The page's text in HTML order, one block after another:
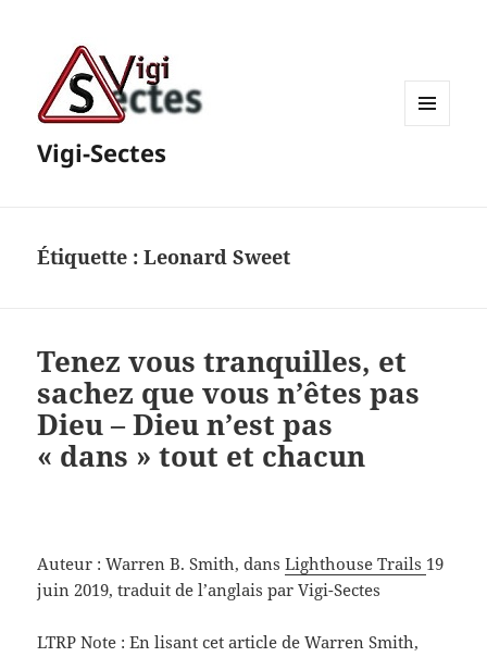
Vigi-Sectes
Étiquette :Leonard Sweet
Tenez vous tranquilles, et
sachez que vous n’êtes pas
Dieu – Dieu n’est pas
« dans » tout et chacun
Auteur : Warren B. Smith, dansLighthouse Trails 19
juin 2019, traduit de l’anglais par Vigi-Sectes
LTRP Note : En lisant cet article de Warren Smith,